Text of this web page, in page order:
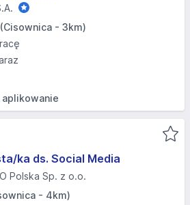
- 3km)
ka ds. Social Media
Polska Sp. z o.o.
- 4km)